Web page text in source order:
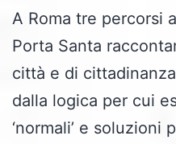
A Roma tre percorsi
Porta Santa
città e di
dalla logica per cui
‘normali’ e soluzioni